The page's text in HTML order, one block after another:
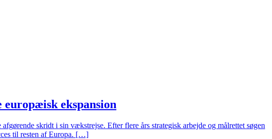
ekspansion
skridt i sin vækstrejse. Efter flere års strategisk arbejde og målrettet søgen
til resten af Europa. […]